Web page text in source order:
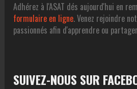
Adhérez à l'ASAT dés aujourd'hui en
formulaire en ligne. Venez rejoindre
passionnés afin d'apprendre ou
SUIVEZ-NOUS SUR